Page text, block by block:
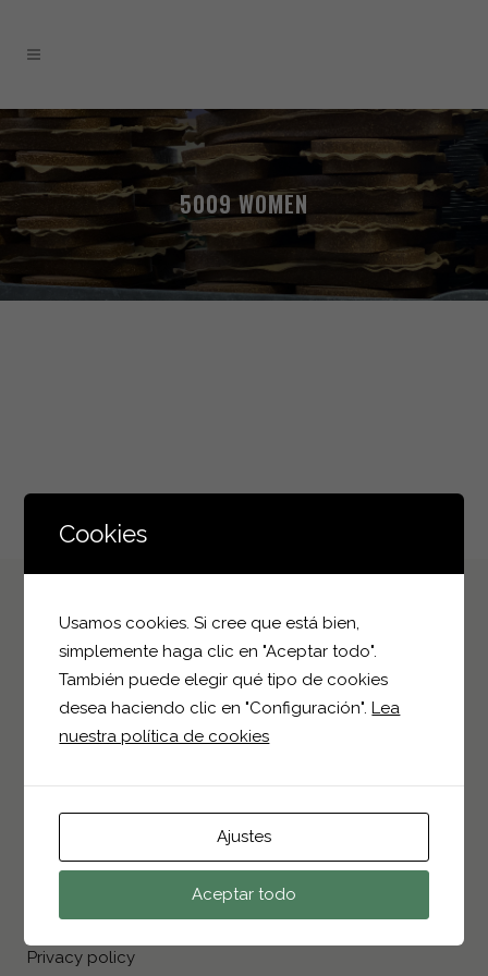
5009 WOMEN
CONTACT INFO
Polígono Industrial I-4, Parcela 25
03330, Crevillent, Alicante
info@bioplantparrilla.com
INFORMATION
Footbeds
Privacy policy
Cookies
Usamos cookies. Si cree que está bien,
simplemente haga clic en "Aceptar todo".
También puede elegir qué tipo de cookies
desea haciendo clic en "Configuración".Lea
nuestra política de cookies
Ajustes
Aceptar todo